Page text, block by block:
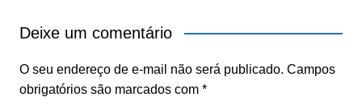
Deixe um comentário
O seu endereço de e-mail não será publicado. Campos
obrigatórios são marcados com *